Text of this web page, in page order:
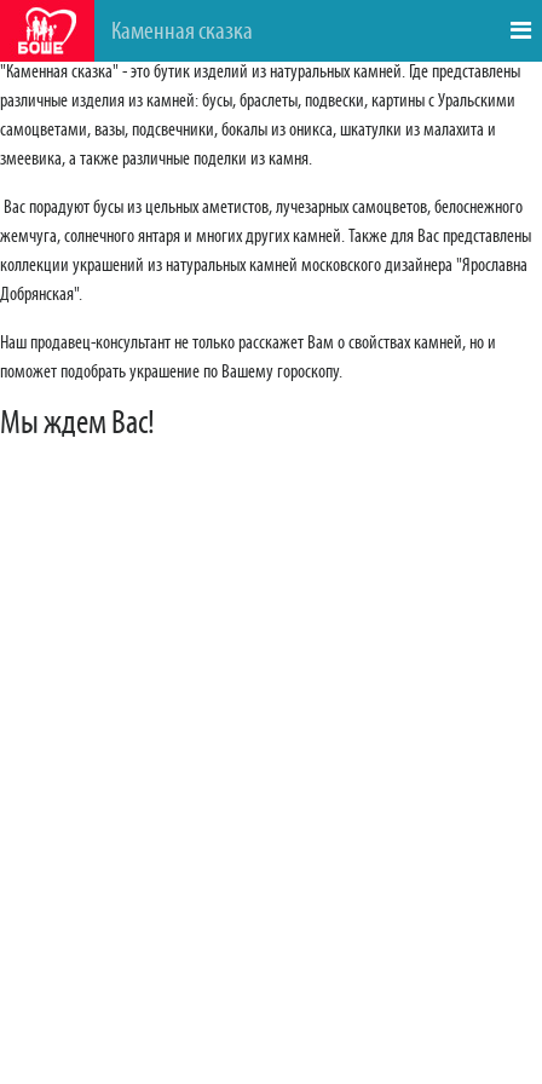
Каменная сказка
"Каменная сказка" - это бутик изделий из натуральных камней. Где представлены
различные изделия из камней: бусы, браслеты, подвески, картины с Уральскими
самоцветами, вазы, подсвечники, бокалы из оникса, шкатулки из малахита и
змеевика, а также различные поделки из камня.
Вас порадуют бусы из цельных аметистов, лучезарных самоцветов, белоснежного
жемчуга, солнечного янтаря и многих других камней. Также для Вас представлены
коллекции украшений из натуральных камней московского дизайнера "Ярославна
Добрянская".
Наш продавец-консультант не только расскажет Вам о свойствах камней, но и
поможет подобрать украшение по Вашему гороскопу.
Мы ждем Вас!